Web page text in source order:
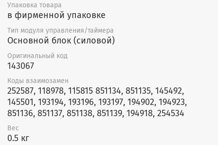
Упаковка товара
в фирменной упаковке
Тип модуля управления/таймера
Основной блок (силовой)
Оригинальный код
143067
Коды взаимозамен
252587, 118978, 115815 851134, 851135, 145492,
145501, 193194, 193196, 193197, 194902, 194923,
851136, 851137, 851138, 851139, 194918, 254534
Вес
0.5 кг